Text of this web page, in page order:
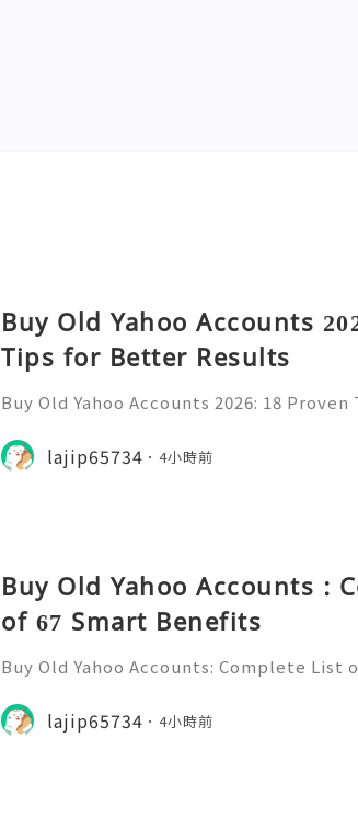
Buy Old Yahoo Accounts
Tips for Better Results
Buy Old Yahoo Accounts 2026: 18
messages, professional
projects, subscriptio
lajip65734 4小時前
Buy Old Yahoo Accounts :
of 67 Smart Benefits
Buy Old Yahoo Accounts: Complete List
for many years. Individuals, freelancers,
ine professionals us
lajip65734 4小時前